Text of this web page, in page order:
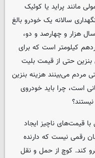
مانند پراید یا کوئیک
سالانه یک خودرو بالغ
هزار و چهارصد و دو،
کیلومتر است که برای
حتی از قیمت بلیت
مردم می‌بینند هزینه بنزین
است، چرا باید خودروی
قیمت‌های ناچیز ایجاد
رقمی نیست که دارنده
کند. کوچ از حمل و نقل